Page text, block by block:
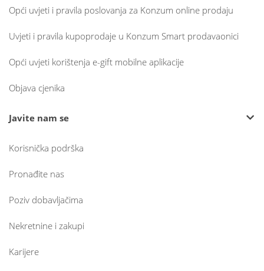
Opći uvjeti i pravila poslovanja za Konzum online prodaju
Uvjeti i pravila kupoprodaje u Konzum Smart prodavaonici
Opći uvjeti korištenja e-gift mobilne aplikacije
Objava cjenika
Javite nam se
Korisnička podrška
Pronađite nas
Poziv dobavljačima
Nekretnine i zakupi
Karijere